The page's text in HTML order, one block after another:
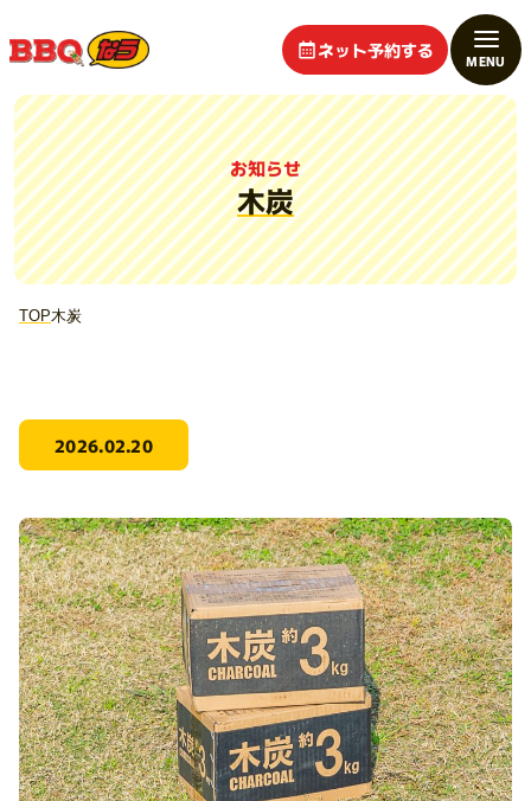
ネット予約する
お知らせ
木炭
TOP木炭
2026.02.20